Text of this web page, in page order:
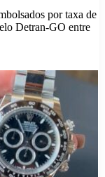
por taxa de
Detran-GO entre